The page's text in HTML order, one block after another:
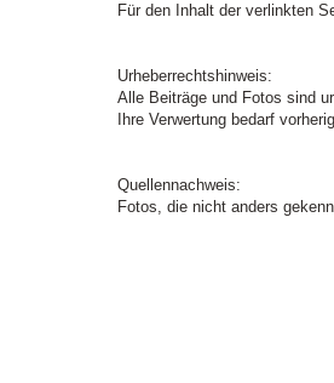
Für den Inhalt der verlinkten
Urheberrechtshinweis:
Alle Beiträge und Fotos sind
Ihre Verwertung bedarf
Quellennachweis:
Fotos, die nicht anders